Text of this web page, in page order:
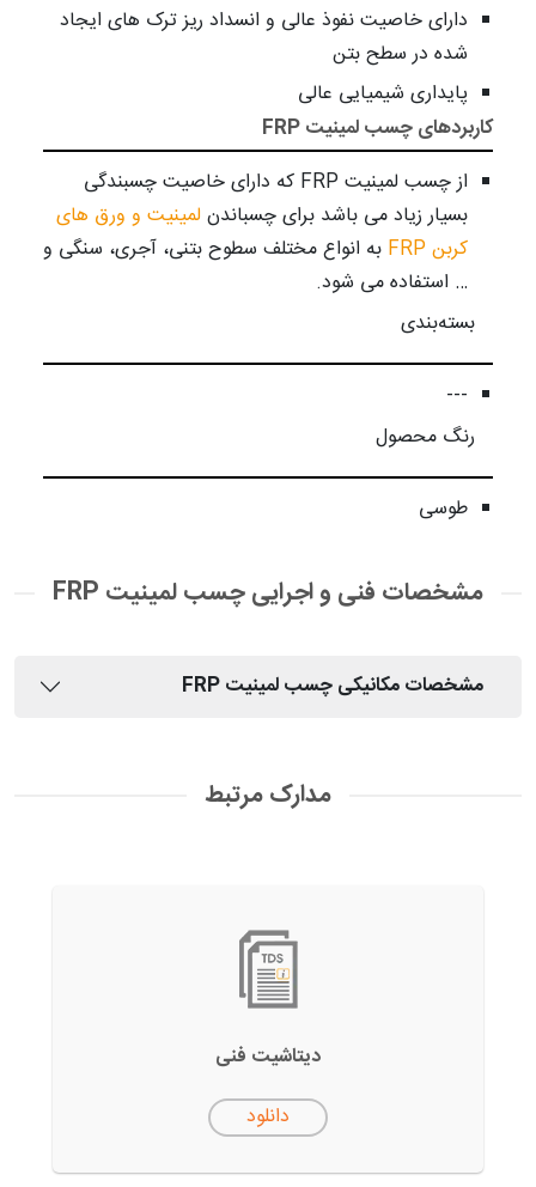
دارای خاصیت نفوذ عالی و انسداد ریز ترک های ایجاد
شده در سطح بتن
پایداری شیمیایی عالی
کاربردهای چسب لمینیت FRP
از چسب لمینیت FRP که دارای خاصیت چسبندگی
بسیار زیاد می باشد برای چسباندنلمینیت و ورق های
کربن FRP
به انواع مختلف سطوح بتنی، آجری، سنگی و
… استفاده می شود.
بسته‌بندی
---
رنگ محصول
طوسی
مشخصات فنی و اجرایی چسب لمینیت FRP
مشخصات مکانیکی چسب لمینیت FRP
مدارک مرتبط
دیتاشیت فنی
دانلود